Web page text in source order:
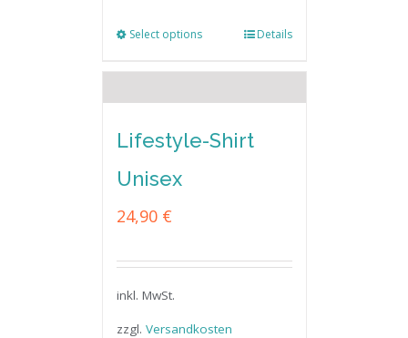
Select options Details
Lifestyle-Shirt
Unisex
24,90 €
inkl. MwSt.
zzgl. Versandkosten